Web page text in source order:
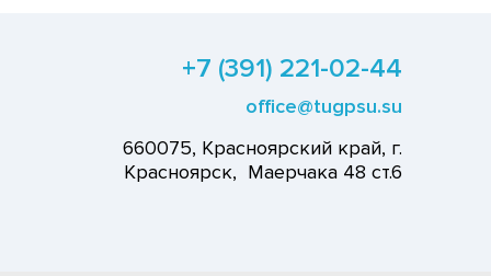
+7 (391) 221-02-44
office@tugpsu.su
660075, Красноярский край, г.
Красноярск, Маерчака 48 ст.6